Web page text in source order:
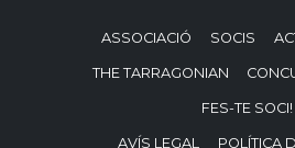
ASSOCIACIÓ SOCIS
THE TARRAGONIAN
FES-TE SOCI!
AVÍS LEGAL POLÍTICA